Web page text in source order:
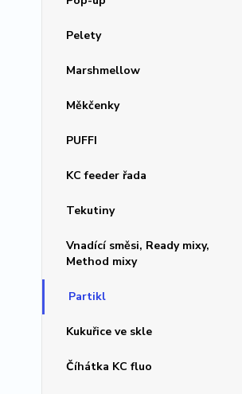
Pelety
Marshmellow
Měkčenky
PUFFI
KC feeder řada
Tekutiny
Vnadící směsi, Ready mixy,
Method mixy
Partikl
Kukuřice ve skle
Číhátka KC fluo